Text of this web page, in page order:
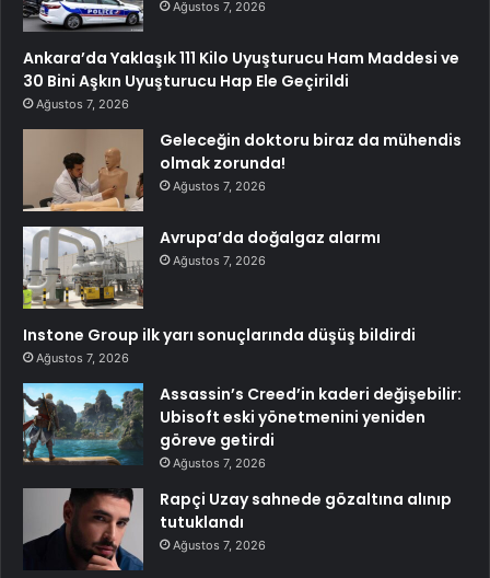
Ağustos 7, 2026
Ankara’da Yaklaşık 111 Kilo Uyuşturucu Ham Maddesi ve
30 Bini Aşkın Uyuşturucu Hap Ele Geçirildi
Ağustos 7, 2026
Geleceğin doktoru biraz da mühendis
olmak zorunda!
Ağustos 7, 2026
Avrupa’da doğalgaz alarmı
Ağustos 7, 2026
Instone Group ilk yarı sonuçlarında düşüş bildirdi
Ağustos 7, 2026
Assassin’s Creed’in kaderi değişebilir:
Ubisoft eski yönetmenini yeniden
göreve getirdi
Ağustos 7, 2026
Rapçi Uzay sahnede gözaltına alınıp
tutuklandı
Ağustos 7, 2026